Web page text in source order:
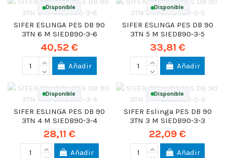
Disponible
SIFER ESLINGA PES DB 90
3TN 6 M SIEDB90-3-6
40,52 €
Añadir
Disponible
SIFER ESLINGA PES DB 90
3TN 5 M SIEDB90-3-5
33,81 €
Añadir
Disponible
SIFER ESLINGA PES DB 90
3TN 4 M SIEDB90-3-4
28,11 €
Añadir
Disponible
SIFER Eslinga PES DB 90
3TN 3 M SIEDB90-3-3
22,09 €
Añadir